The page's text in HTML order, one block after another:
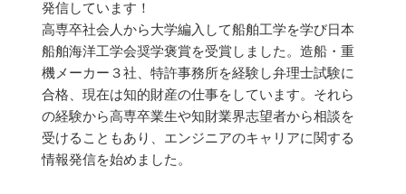
発信しています！
高専卒社会人から大学編入して船舶工学を学び日本
船舶海洋工学会奨学褒賞を受賞しました。造船・重
機メーカー３社、特許事務所を経験し弁理士試験に
合格、現在は知的財産の仕事をしています。それら
の経験から高専卒業生や知財業界志望者から相談を
受けることもあり、エンジニアのキャリアに関する
情報発信を始めました。